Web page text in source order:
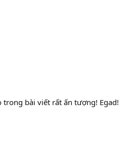
trong bài viết rất ấn tượng! Egad!